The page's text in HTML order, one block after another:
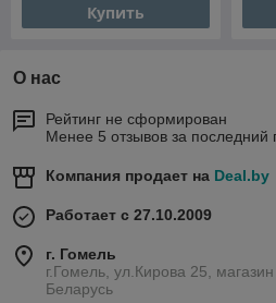
Купить
О нас
Рейтинг не сформирован
Менее 5 отзывов за последний
Компания продает на Deal.by
Работает с 27.10.2009
г. Гомель
г.Гомель, ул.Кирова 25,
Беларусь